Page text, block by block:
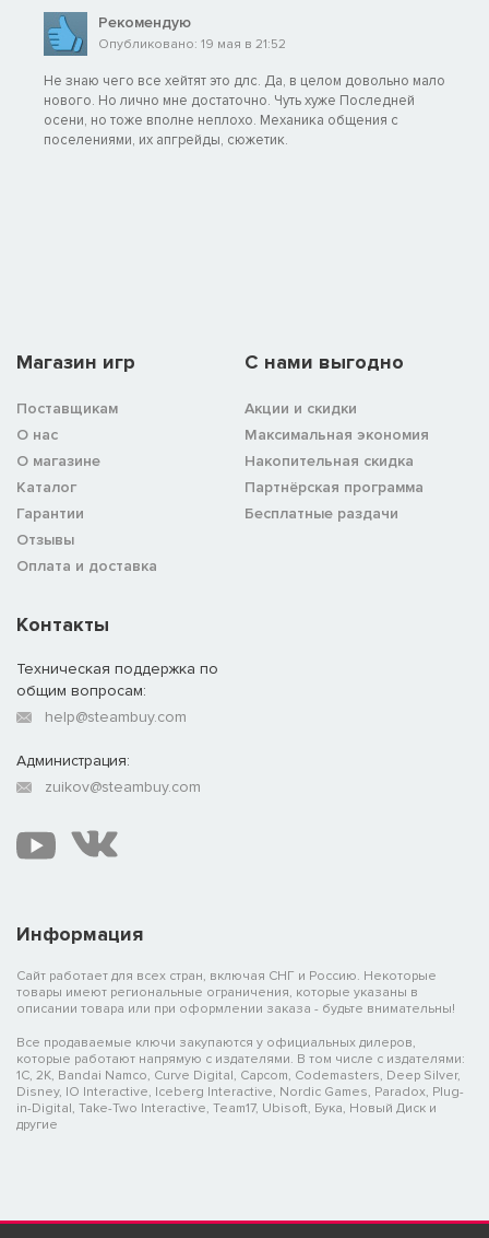
Рекомендую
Опубликовано: 19 мая в 21:52
Не знаю чего все хейтят это длс. Да, в целом довольно мало
нового. Но лично мне достаточно. Чуть хуже Последней
осени, но тоже вполне неплохо. Механика общения с
поселениями, их апгрейды, сюжетик.
Магазин игр
Поставщикам
О нас
О магазине
Каталог
Гарантии
Отзывы
Оплата и доставка
C нами выгодно
Акции и скидки
Максимальная экономия
Накопительная скидка
Партнёрская программа
Бесплатные раздачи
Информация
Сайт работает для всех стран, включая СНГ и Россию. Некоторые
товары имеют региональные ограничения, которые указаны в
описании товара или при оформлении заказа - будьте внимательны!
Все продаваемые ключи закупаются у официальных дилеров,
которые работают напрямую с издателями. В том числе с издателями:
1C, 2K, Bandai Namco, Curve Digital, Capcom, Codemasters, Deep Silver,
Disney, IO Interactive, Iceberg Interactive, Nordic Games, Paradox, Plug-
in-Digital, Take-Two Interactive, Team17, Ubisoft, Бука, Новый Диск и
другие
Контакты
Техническая поддержка по
общим вопросам:
help@steambuy.com
Администрация:
zuikov@steambuy.com